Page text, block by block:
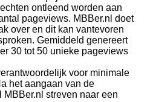
ontleend worden aan
pageviews. MBBer.nl doet
over en dit kan vantevoren
Gemiddeld genereert
30 tot 50 unieke pageviews
voor minimale
het aangaan van de
MBBer.nl streven naar een